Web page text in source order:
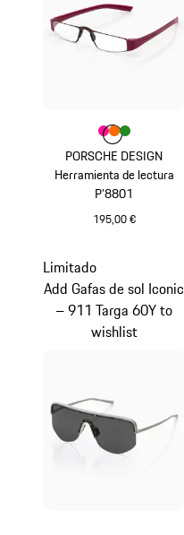
PORSCHE DESIGN
Herramienta de lectura
P'8801
195,00 €
Color
Color
ColorColor
Limitado
Add Gafas de sol Iconic
– 911 Targa 60Y to
wishlist